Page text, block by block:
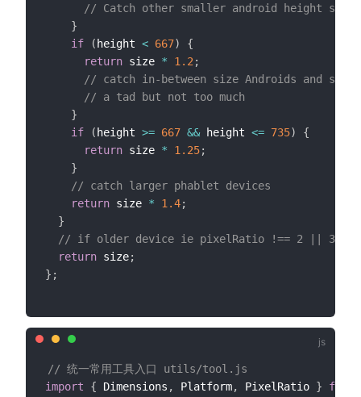
// Catch other smaller android height
}
if
( height < 667)
{
return size * 1.2 ;
// catch in-between size Androids and
// a tad but not too much
}
if
( height >= 667 && height <= 735)
{
return size * 1.25;
}
// catch larger phablet devices
return size * 1.4;
}
// if older device ie pixelRatio !== 2 || 3 ||
return size;
} ;
// 统一常用工具入口 utils/tool.js
import
{ Dimensions , Platform, PixelRatio }
from